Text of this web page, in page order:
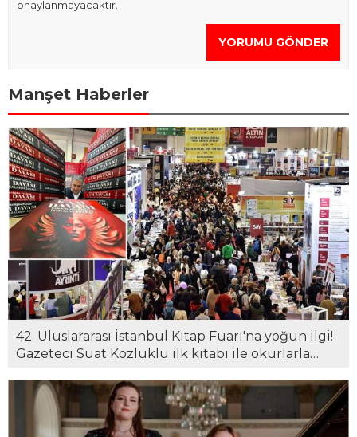
onaylanmayacaktır.
YORUMU GÖNDER
Manşet Haberler
42. Uluslararası İstanbul Kitap Fuarı'na yoğun ilgi!
Gazeteci Suat Kozluklu ilk kitabı ile okurlarla